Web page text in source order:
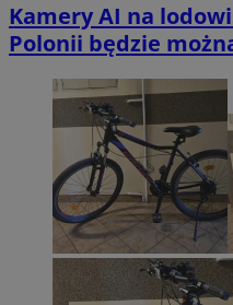
Kamery AI na
Polonii będzie